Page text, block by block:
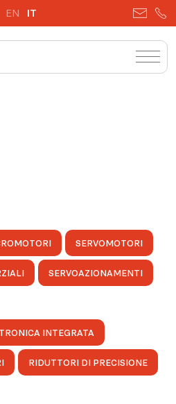
EN IT
SERVOMOTORI
SERVOAZIONAMENTI
INTEGRATA
RIDUTTORI DI PRECISIONE